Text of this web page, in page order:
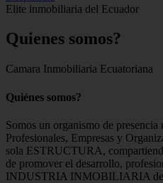
Elite inmobiliaria del Ecuador
Quienes somos?
Camara Inmobiliaria Ecuatoriana
Quiénes somos?
Somos un organismo de
Profesionales, Empresas y
sola ESTRUCTURA,
de promover el desarrollo,
INDUSTRIA INMOBILIARIA